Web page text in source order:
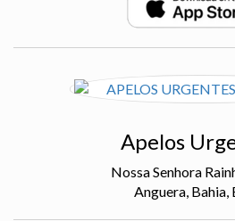
Apelos
Nossa Senhora
Anguera, Bahia,